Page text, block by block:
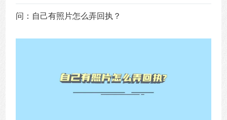
问：自己有照片怎么弄回执？